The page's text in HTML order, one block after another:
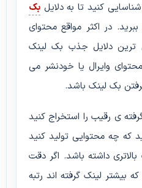
کنید تا به دلایل بک
در اکثر مواقع محتوای
ترین دلایل جذب بک لینک
وایرال یا خودنشر می
بک لینک باشد.
ی رقیب را استخراج کنید
که چه محتوایی تولید کنید
داشته باشد. اگر دقت
بیشتر لینک گرفته اند رتبه